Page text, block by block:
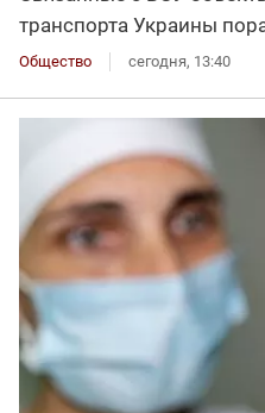
транспорта Украины
Общество сегодня, 13:40